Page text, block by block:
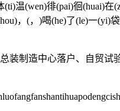
温(wen)徘(pai)徊(huai)在
，(，)喝(he)了(le)一(yi)
装制造中心落户、自贸试